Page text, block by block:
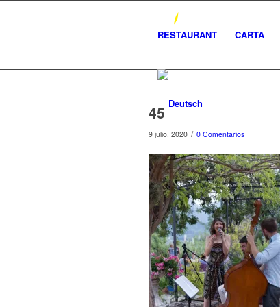
RESTAURANT CARTA
45
9 julio, 2020 / 0 Comentarios